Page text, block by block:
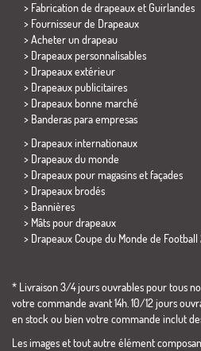
> Fabrication de drapeaux et Guirlandes
> Fournisseur de Drapeaux
> Acheter un drapeau
> Drapeaux personnalisables
> Drapeaux extérieur
> Drapeaux publicitaires
> Drapeaux bonne marché
> Banderas para empresas
> Drapeaux internationaux
> Drapeaux du monde
> Drapeaux pour magasins et façades
> Drapeaux brodés
> Bannières
> Mâts pour drapeaux
> Drapeaux Coupe du Monde de Football
* Livraison 3/4 jours ouvrables pour tous
votre commande avant 14h. 10/12 jours
en stock ou bien votre commande inclut
Les images et tout autre élément